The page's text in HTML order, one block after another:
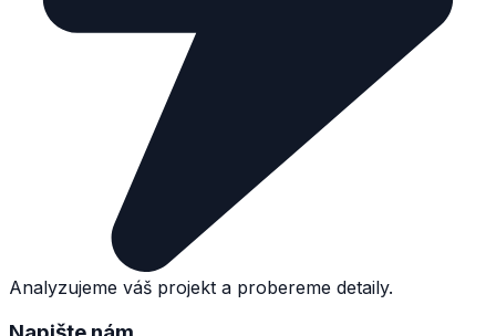
Analyzujeme váš projekt a probereme detaily.